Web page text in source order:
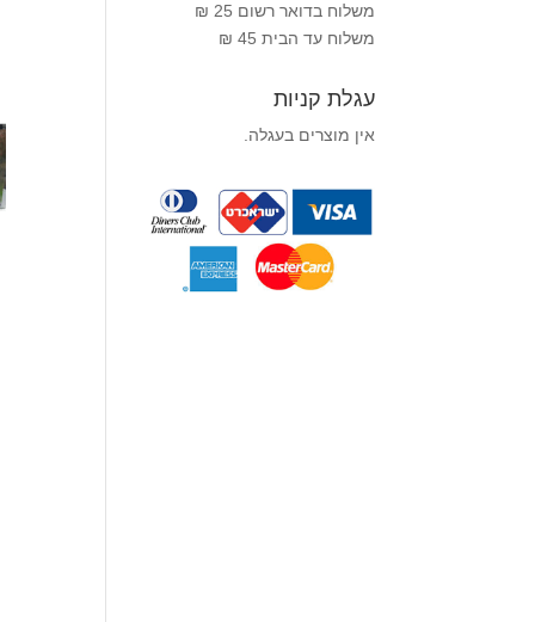
משלוח בדואר רשום 25 ₪
משלוח עד הבית 45 ₪
עגלת קניות
אין מוצרים בעגלה.